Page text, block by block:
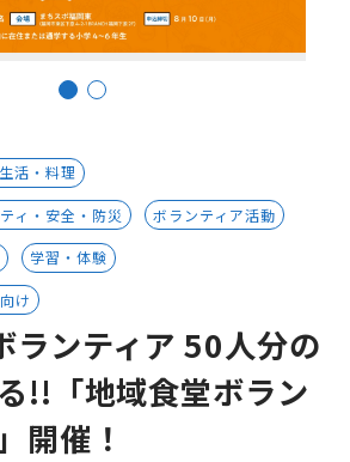
活・料理
ィ・安全・防災 ボランティア活動
学習・体験
け
ランティア 50人分の
!!「地域食堂ボラン
開催！